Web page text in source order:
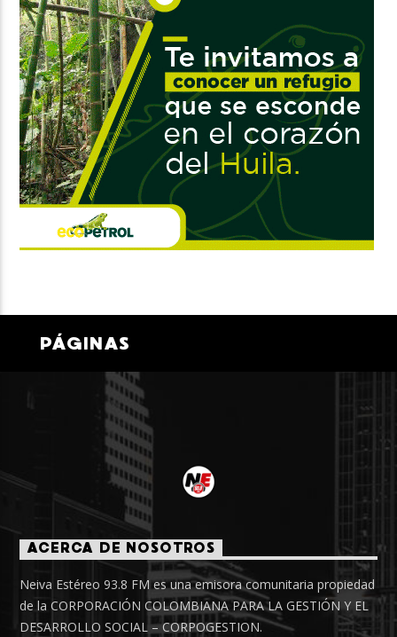
PÁGINAS
ACERCA DE NOSOTROS
Neiva Estéreo 93.8 FM es una emisora comunitaria propiedad
de la CORPORACIÓN COLOMBIANA PARA LA GESTIÓN Y EL
DESARROLLO SOCIAL – CORPOGESTION.